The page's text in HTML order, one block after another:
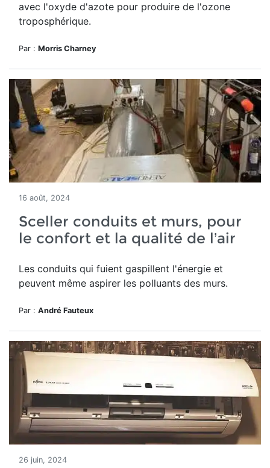
avec l'oxyde d'azote pour produire de l'ozone
troposphérique.
Par : Morris Charney
16 août, 2024
Sceller conduits et murs, pour
le confort et la qualité de l’air
Les conduits qui fuient gaspillent l'énergie et
peuvent même aspirer les polluants des murs.
Par : André Fauteux
26 juin, 2024